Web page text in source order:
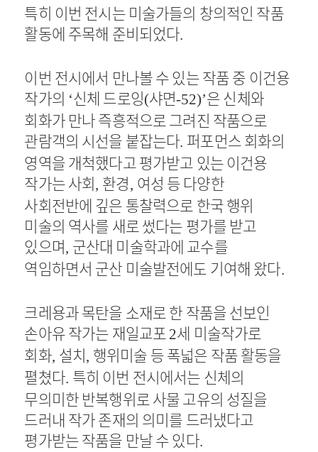
특히 이번 전시는 미술가들의 창의적인 작품
활동에 주목해 준비되었다.
이번 전시에서 만나볼 수 있는 작품 중 이건용
작가의 ‘신체 드로잉(샤면-52)’은 신체와
회화가 만나 즉흥적으로 그려진 작품으로
관람객의 시선을 붙잡는다. 퍼포먼스 회화의
영역을 개척했다고 평가받고 있는 이건용
작가는 사회, 환경, 여성 등 다양한
사회전반에 깊은 통찰력으로 한국 행위
미술의 역사를 새로 썼다는 평가를 받고
있으며, 군산대 미술학과에 교수를
역임하면서 군산 미술발전에도 기여해 왔다.
크레용과 목탄을 소재로 한 작품을 선보인
손아유 작가는 재일교포 2세 미술작가로
회화, 설치, 행위미술 등 폭넓은 작품 활동을
펼쳤다. 특히 이번 전시에서는 신체의
무의미한 반복행위로 사물 고유의 성질을
드러내 작가 존재의 의미를 드러냈다고
평가받는 작품을 만날 수 있다.